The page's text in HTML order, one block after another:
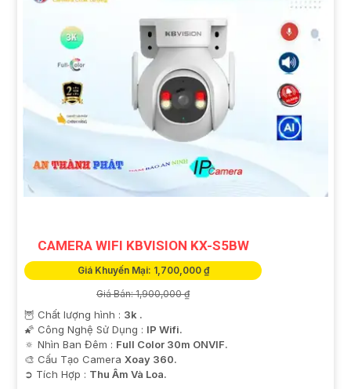
CAMERA WIFI KBVISION KX-S5BW
Giá Khuyến Mại: 1,700,000 ₫
Giá Bán: 1,900,000 ₫
🦉 Chất lượng hình : 3k .
🌠 Công Nghệ Sử Dụng : IP Wifi.
🔅 Nhìn Ban Đêm : Full Color 30m ONVIF.
🎨 Cấu Tạo Camera Xoay 360.
️➲ Tích Hợp : Thu Âm Và Loa.